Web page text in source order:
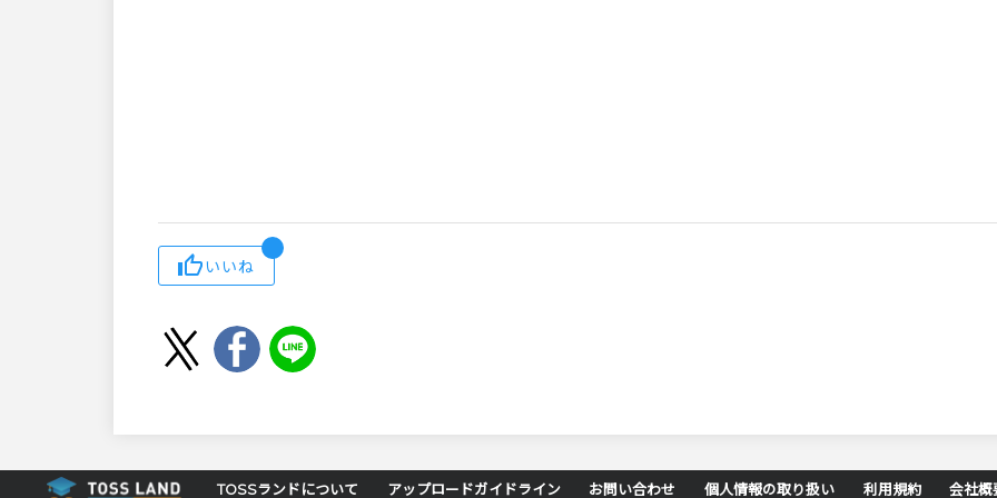
いいね
TOSSランドについて アップロードガイドライン お問い合わせ 個人情報の取り扱い 利用規約 会社概